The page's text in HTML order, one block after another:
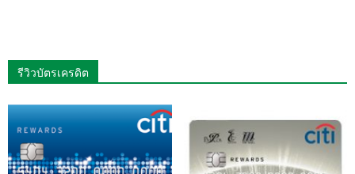
รีวิวบัตรเครดิต